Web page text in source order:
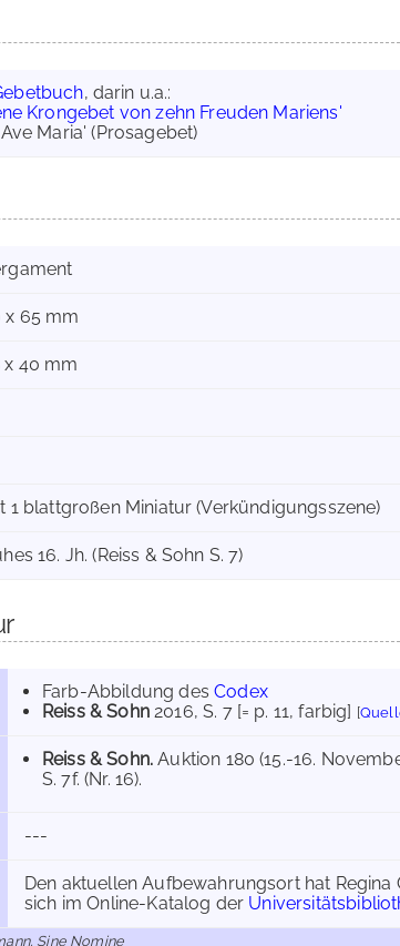
, darin u.a.:
Krongebet von zehn Freuden Mariens'
Maria' (Prosagebet)
x 65 mm
x 40 mm
1 blattgroßen Miniatur (Verkündigungsszene)
16. Jh. (Reiss & Sohn S. 7)
Farb-Abbildung desCodex
Reiss & Sohn2016, S. 7 [= p. 11, farbig] [
Reiss & Sohn. Auktion 180 (15.-16.
S. 7f. (Nr. 16).
---
Den aktuellen Aufbewahrungsort hat
sich im Online-Katalog der
Sine Nomine